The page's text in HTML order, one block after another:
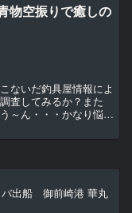
物空振りで癒しの
ないだ釣具屋情報によ
査してみるか？また
～ん・・・かなり悩ん
バ出船 御前崎港 華丸